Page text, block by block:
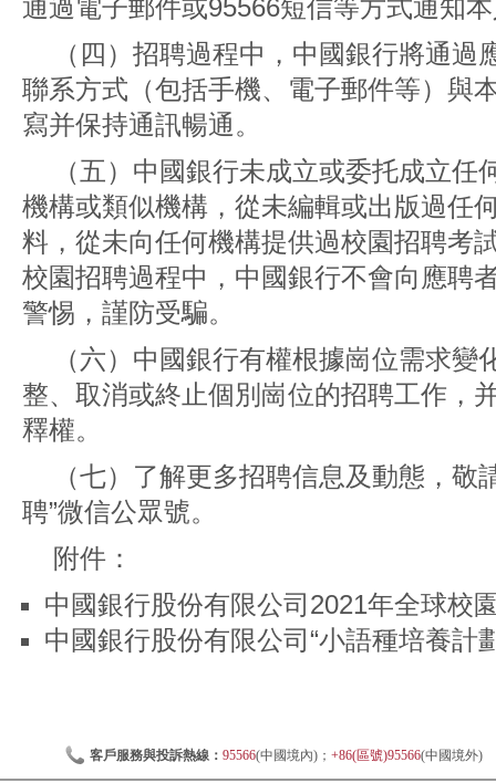
通過電子郵件或95566短信等方式通知
（四）招聘過程中，中國銀行將通
聯系方式（包括手機、電子郵件等）與
寫并保持通訊暢通。
（五）中國銀行未成立或委托成立
機構或類似機構，從未編輯或出版過任
料，從未向任何機構提供過校園招聘考
校園招聘過程中，中國銀行不會向應聘
警惕，謹防受騙。
（六）中國銀行有權根據崗位需求
整、取消或終止個別崗位的招聘工作，
釋權。
（七）了解更多招聘信息及動態，敬
聘”微信公眾號。
附件：
中國銀行股份有限公司2021年全球校
中國銀行股份有限公司“小語種培養計
客戶服務與投訴熱線： 95566(中國境內)； +86(區號)95566(中國境外)